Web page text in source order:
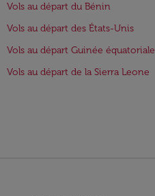
Vols au départ du Bénin
Vols au départ des États-Unis
Vols au départ Guinée équatoriale
Vols au départ de la Sierra Leone